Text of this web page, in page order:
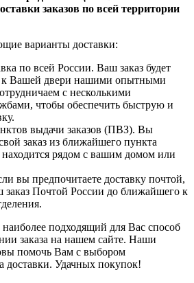
заказов по всей территории
варианты доставки:
по всей России. Ваш заказ будет
к Вашей двери нашими опытными
с несколькими
чтобы обеспечить быструю и
выдачи заказов (ПВЗ). Вы
заказ из ближайшего пункта
рядом с вашим домом или
вы предпочитаете доставку почтой,
Почтой России до ближайшего к
подходящий для Вас способ
заказа на нашем сайте. Наши
помочь Вам с выбором
доставки. Удачных покупок!